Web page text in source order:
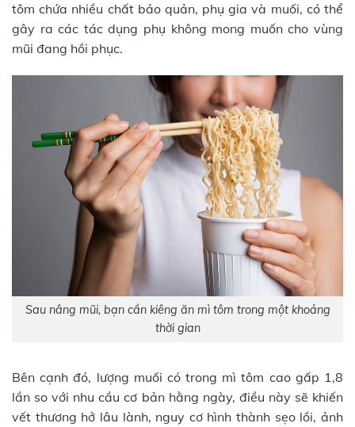
tôm chứa nhiều chất bảo quản, phụ gia và muối, có thể
gây ra các tác dụng phụ không mong muốn cho vùng
mũi đang hồi phục.
Sau nâng mũi, bạn cần kiêng ăn mì tôm trong một khoảng
thời gian
Bên cạnh đó, lượng muối có trong mì tôm cao gấp 1,8
lần so với nhu cầu cơ bản hằng ngày, điều này sẽ khiến
vết thương hở lâu lành, nguy cơ hình thành sẹo lồi, ảnh